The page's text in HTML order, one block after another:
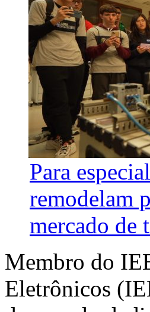
Para
remodelam
mercado de
Membro do
Eletrônicos